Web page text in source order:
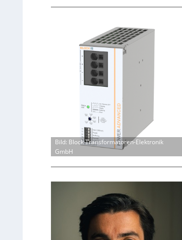
Bild: Block Transformatoren-Elektronik
GmbH